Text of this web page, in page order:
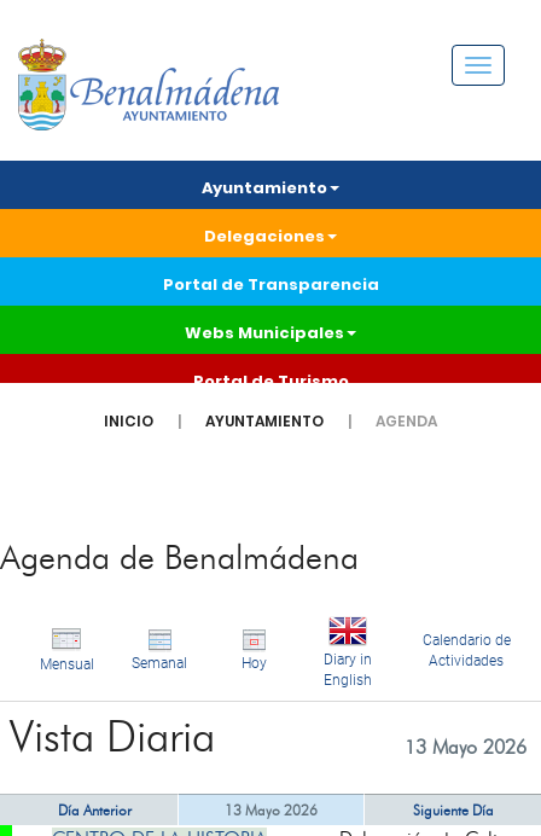
Menú
Ayuntamiento
Delegaciones
Portal de Transparencia
Webs Municipales
Portal de Turismo
INICIO AYUNTAMIENTO AGENDA
Agenda de Benalmádena
Mensual Semanal Hoy
Diary in
English
Calendario de
Actividades
Vista Diaria 13 Mayo 2026
Día Anterior 13 Mayo 2026 Siguiente Día